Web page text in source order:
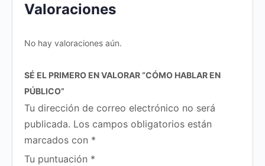
Valoraciones
No hay valoraciones aún.
SÉ EL PRIMERO EN VALORAR “CÓMO HABLAR EN
PÚBLICO”
Tu dirección de correo electrónico no será
publicada. Los campos obligatorios están
marcados con *
Tu puntuación *